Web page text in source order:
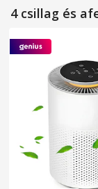
kikapcsolás,
csendes, fehér
4 csillag és